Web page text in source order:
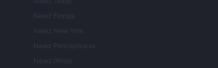
Newz Florida
Newz New York
Newz Pennsylvania
Newz Illinois